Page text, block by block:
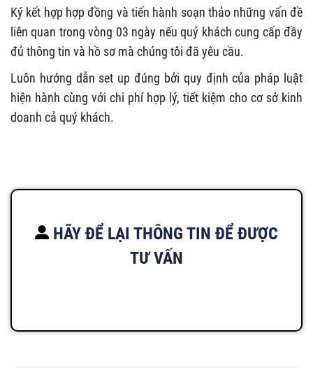
Ký kết hợp hợp đồng và tiến hành soạn thảo những vấn đề
liên quan trong vòng 03 ngày nếu quý khách cung cấp đầy
đủ thông tin và hồ sơ mà chúng tôi đã yêu cầu.
Luôn hướng dẫn set up đúng bởi quy định của pháp luật
hiện hành cùng với chi phí hợp lý, tiết kiệm cho cơ sở kinh
doanh cả quý khách.
HÃY ĐỂ LẠI THÔNG TIN ĐỂ ĐƯỢC
TƯ VẤN